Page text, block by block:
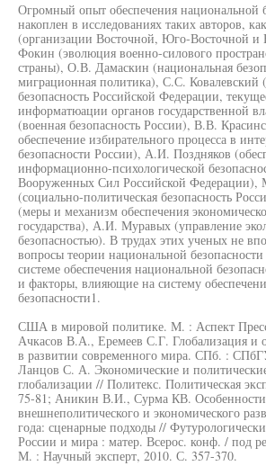
Огромный опыт обеспечения национальной
накоплен в исследованиях таких авторов,
(организации Восточной, Юго-Восточной
Фокин (эволюция военно-силового
страны), О.В. Дамаскин (национальная
миграционная политика), С.С.
безопасность Российской Федерации,
информатюации органов государственной
(военная безопасность России), В.В.
обеспечение избирательного процесса в
безопасности России), А.И. Поздняков
информационно-психологической
Вооруженных Сил Российской
(социально-политическая безопасность
(меры и механизм обеспечения
государства), А.И. Муравых (управление
безопасностью). В трудах этих ученых не
вопросы теории национальной
системе обеспечения национальной
и факторы, влияющие на систему
безопасности1.
США в мировой политике. М. : Аспект
Ачкасов В.А., Еремеев С.Г. Глобализация и
в развитии современного мира. СПб. :
Ланцов С. А. Экономические и
глобализации // Политекс. Политическая
75-81; Аникин В.И., Сурма КВ. Особенности
внешнеполитического и экономического
года: сценарные подходы //
России и мира : матер. Всерос. конф. / под
М. : Научный эксперт, 2010. С. 357-370.